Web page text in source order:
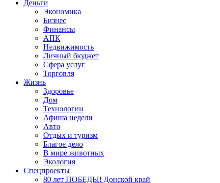
Деньги
Экономика
Бизнес
Финансы
АПК
Недвижимость
Личный бюджет
Сфера услуг
Торговля
Жизнь
Здоровье
Дом
Технологии
Афиша недели
Авто
Отдых и туризм
Благое дело
В мире животных
Экология
Спецпроекты
80 лет ПОБЕДЫ! Донской край